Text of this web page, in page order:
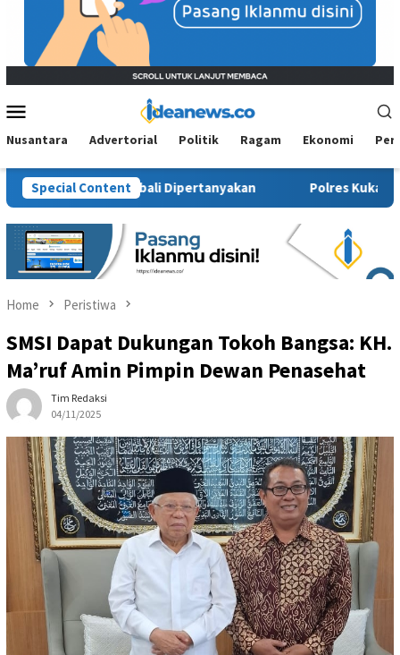
Menu
Nusantara Advertorial Politik Ragam Ekonomi
Special Content
Kembali Dipertanyakan Polres Kukar Geledah
Home Peristiwa
SMSI Dapat Dukungan Tokoh Bangsa: KH.
Ma’ruf Amin Pimpin Dewan Penasehat
Tim Redaksi
04/11/2025